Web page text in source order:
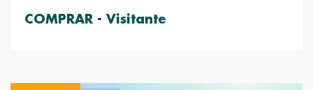
COMPRAR - Visitante